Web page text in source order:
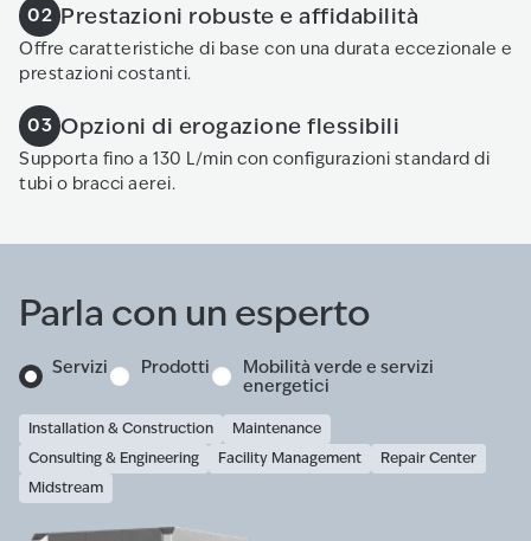
02 Prestazioni robuste e affidabilità
Offre caratteristiche di base con una durata eccezionale e
prestazioni costanti.
03 Opzioni di erogazione flessibili
Supporta fino a 130 L/min con configurazioni standard di
tubi o bracci aerei.
Parla con un esperto
Servizi Prodotti
Mobilità verde e servizi
energetici
Installation & Construction
Maintenance
Consulting & Engineering
Facility Management
Repair Center
Midstream